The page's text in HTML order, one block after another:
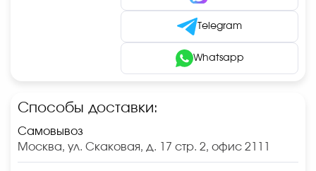
Telegram
Whatsapp
Способы доставки:
Самовывоз
Москва, ул. Скаковая, д. 17 стр. 2, офис 2111